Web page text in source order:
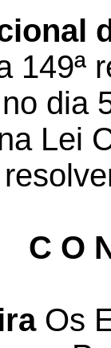
149ª
dia
Lei
C O
Os